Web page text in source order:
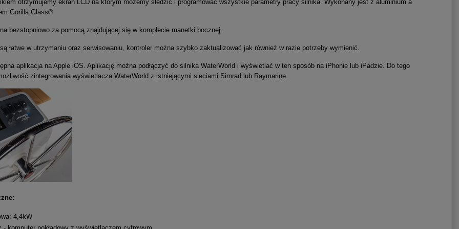
otrzymujemy ekran LCD na którym możemy śledzić i programować wszystkie parametry pracy silnika. Wykonany jest z aluminium a
Gorilla Glass®
bezstopniowo za pomocą znajdującej się w komplecie manetki bocznej.
łatwe w utrzymaniu oraz serwisowaniu, kontroler można szybko zaktualizować jak również w razie potrzeby wymienić.
aplikacja na Apple iOS. Aplikację można podłączyć do silnika WaterWorld i wyświetlać w ten sposób na iPhonie lub iPadzie. Do tego
zintegrowania wyświetlacza WaterWorld z istniejącymi sieciami Simrad lub Raymarine.
4,4kW